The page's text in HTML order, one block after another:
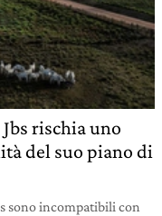
rischia uno
del suo piano di
sono incompatibili con